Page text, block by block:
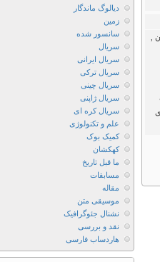
,
دوبله
فارسی
دانلود
سریال
Cruel
Istanbul
2019
زیرنویس
فارسی
دانلود
سریال
Cruel
Istanbul
2019
دیالوگ ماندگار
زمین
سانسور شده
سریال
سریال ایرانی
سریال ترکی
سریال چینی
سریال ژاپنی
سریال کره ای
علم و تکنولوژی
کمیک بوک
کهکشان
ما قبل تاریخ
مسابقات
مقاله
موسیقی متن
نشنال جئوگرافیک
نقد و بررسی
هاردساب فارسی